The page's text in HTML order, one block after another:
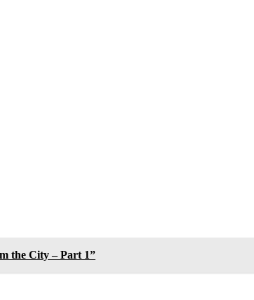
the City – Part 1”